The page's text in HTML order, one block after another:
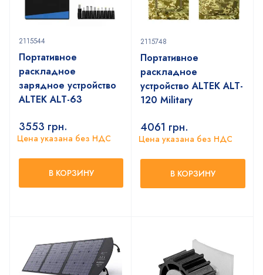
2115544
Портативное
раскладное
зарядное устройство
ALTEK ALT-63
3553 грн.
Цена указана без НДС
В КОРЗИНУ
2115748
Портативное
раскладное
устройство ALTEK ALT-
120 Military
4061 грн.
Цена указана без НДС
В КОРЗИНУ